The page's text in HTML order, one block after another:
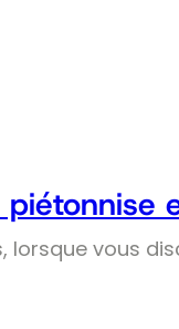
lorsque vous